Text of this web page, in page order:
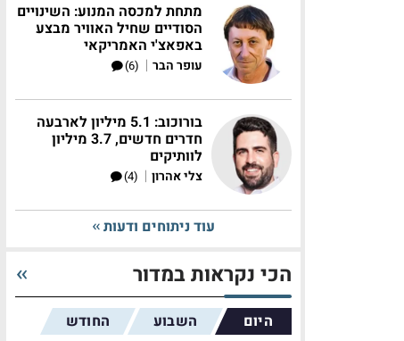
מתחת למכסה המנוע: השינויים
הסודיים שחיל האוויר מבצע
באפאצ'י האמריקאי
עופר הבר |
(6)
בורוכוב: 5.1 מיליון לארבעה
חדרים חדשים, 3.7 מיליון
לוותיקים
צלי אהרון |
(4)
עוד ניתוחים ודעות
הכי נקראות במדור
היום השבוע החודש